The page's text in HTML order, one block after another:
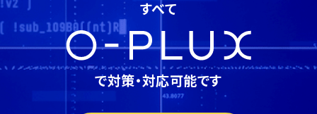
すべて
で対策・対応可能です